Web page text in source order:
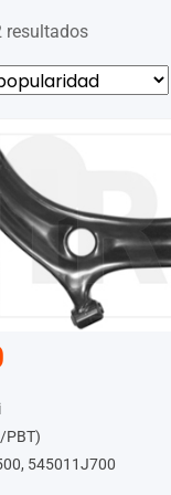
resultados
PBT)
545011J700